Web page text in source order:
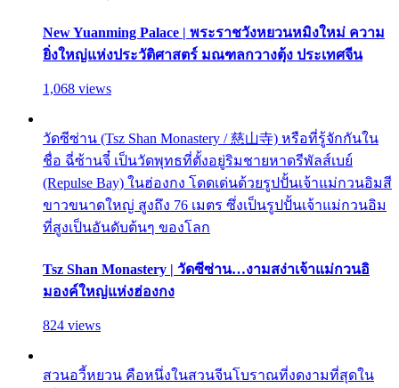
New Yuanming Palace | พระราชวังหยวนหมิงใหม่ ความ
ยิ่งใหญ่แห่งประวัติศาสตร์ มณฑลกวางตุ้ง ประเทศจีน
1,068 views
วัดซีซ่าน (Tsz Shan Monastery / 慈山寺) หรือที่รู้จักกันใน
ชื่อ ฉี่ซ้านจี๋ เป็นวัดพุทธที่ตั้งอยู่ริมชายหาดรีพัลส์เบย์
(Repulse Bay) ในฮ่องกง โดดเด่นด้วยรูปปั้นเจ้าแม่กวนอิมสี
ขาวขนาดใหญ่ สูงถึง 76 เมตร ซึ่งเป็นรูปปั้นเจ้าแม่กวนอิม
ที่สูงเป็นอันดับต้นๆ ของโลก
Tsz Shan Monastery | วัดซีซ่าน…งามสง่าเจ้าแม่กวนอิ
มองค์ใหญ่แห่งฮ่องกง
824 views
สวนอวี้หยวน คือหนึ่งในสวนจีนโบราณที่งดงามที่สุดใน